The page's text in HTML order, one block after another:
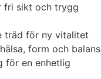
fri sikt och trygg
träd för ny vitalitet
form och balans
för en enhetlig